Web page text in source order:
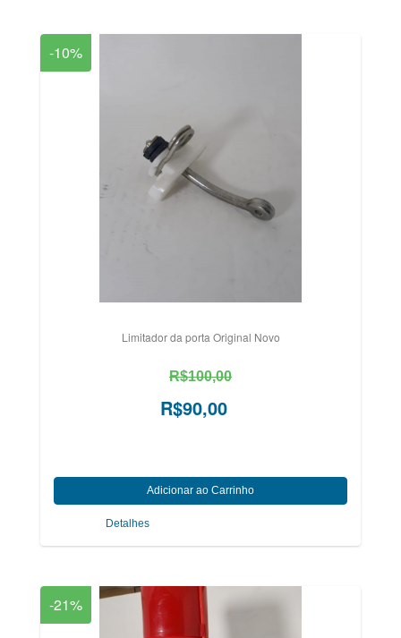
-10%
Limitador da porta Original Novo
R$100,00
R$90,00
Detalhes
-21%